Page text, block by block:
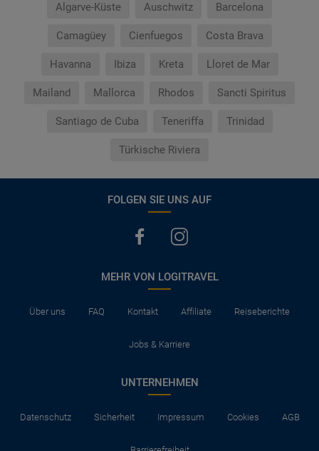
Algarve-Küste Auschwitz Barcelona
Camagüey Cienfuegos Costa Brava
Havanna Ibiza Kreta Lloret de Mar
Mailand Mallorca Rhodos Sancti Spiritus
Santiago de Cuba Teneriffa Trinidad
Türkische Riviera
FOLGEN SIE UNS AUF
MEHR VON LOGITRAVEL
Über uns FAQ Kontakt Affiliate Reiseberichte
Jobs & Karriere
UNTERNEHMEN
Datenschutz Sicherheit Impressum Cookies AGB